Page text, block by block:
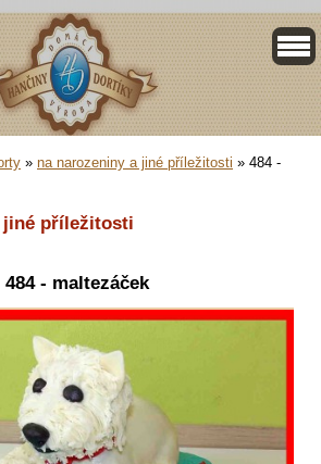
» na narozeniny a jiné příležitosti » 484 -
jiné příležitosti
484 - maltezáček